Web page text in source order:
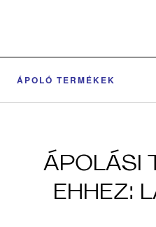
ÁPOLÓ TERMÉKEK
ÁPOLÁSI
EHHEZ: